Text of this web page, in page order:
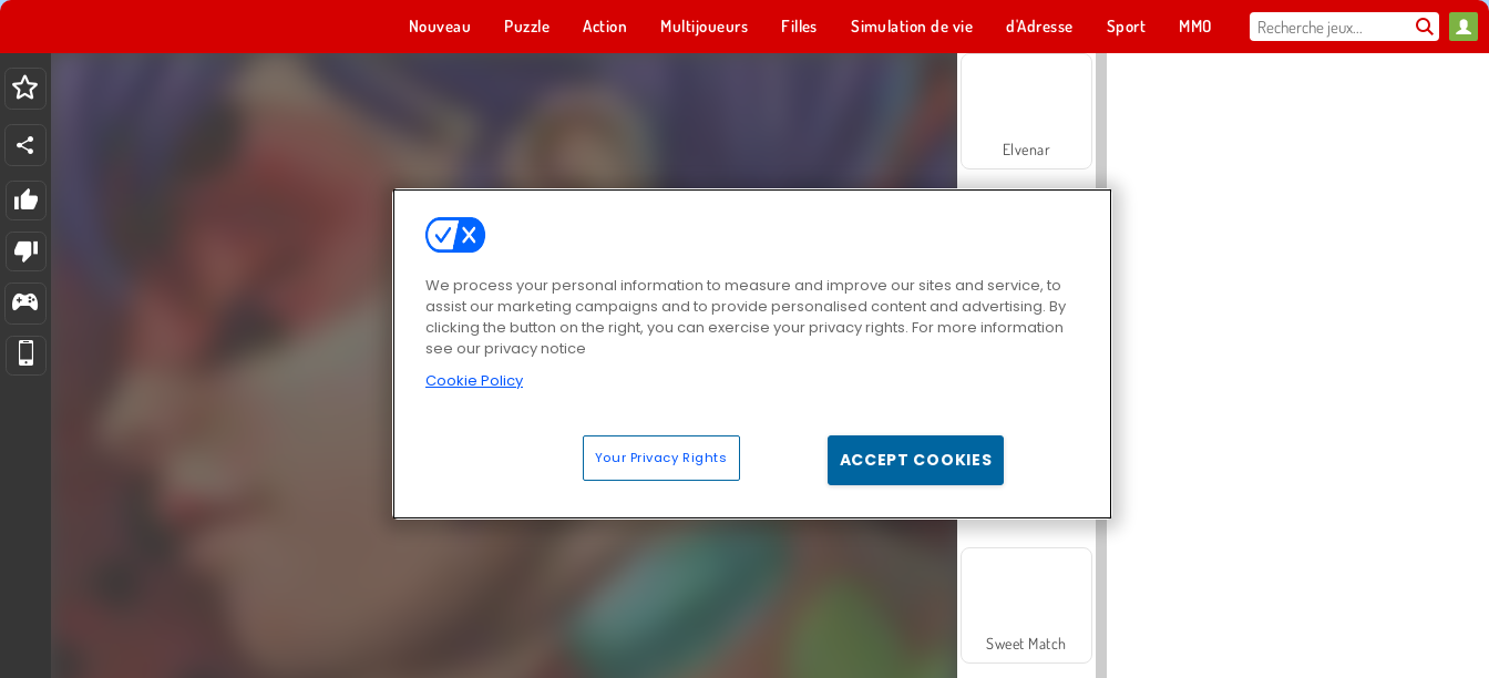
Nouveau Puzzle Action Multijoueurs Filles Simulation de vie d'Adresse Sport MMO
Elvenar
Sweet Match
We process your personal information to measure and improve our sites and service, to
assist our marketing campaigns and to provide personalised content and advertising. By
clicking the button on the right, you can exercise your privacy rights. For more information
see our privacy notice
Cookie Policy
Your Privacy Rights ACCEPT COOKIES